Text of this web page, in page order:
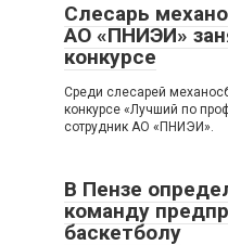
Слесарь
АО «ПНИЭИ»
конкурсе
Среди слесарей
конкурсе «Лучший по
сотрудник АО «ПНИЭИ».
В Пензе
команду
баскетболу